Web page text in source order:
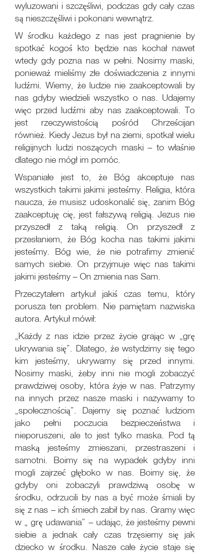
wyluzowani i szczęśliwi, podczas gdy cały czas
są nieszczęśliwi i pokonani wewnątrz.
W środku każdego z nas jest pragnienie by
spotkać kogoś kto będzie nas kochał nawet
wtedy gdy pozna nas w pełni. Nosimy maski,
ponieważ mieliśmy złe doświadczenia z innymi
ludźmi. Wiemy, że ludzie nie zaakceptowali by
nas gdyby wiedzieli wszystko o nas. Udajemy
więc przed ludźmi aby nas zaakceptowali. To
jest rzeczywistością pośród Chrześcijan
również. Kiedy Jezus był na ziemi, spotkał wielu
religijnych ludzi noszących maski – to właśnie
dlatego nie mógł im pomóc.
Wspaniałe jest to, że Bóg akceptuje nas
wszystkich takimi jakimi jesteśmy. Religia, która
naucza, że musisz udoskonalić się, zanim Bóg
zaakceptuję cię, jest fałszywą religią. Jezus nie
przyszedł z taką religią. On przyszedł z
przesłaniem, że Bóg kocha nas takimi jakimi
jesteśmy. Bóg wie, że nie potrafimy zmienić
samych siebie. On przyjmuje więc nas takimi
jakimi jesteśmy – On zmienia nas Sam.
Przeczytałem artykuł jakiś czas temu, który
porusza ten problem. Nie pamiętam nazwiska
autora. Artykuł mówił:
„Każdy z nas idzie przez życie grając w „grę
ukrywania się”. Dlatego, że wstydzimy się tego
kim jesteśmy, ukrywamy się przed innymi.
Nosimy maski, żeby inni nie mogli zobaczyć
prawdziwej osoby, która żyje w nas. Patrzymy
na innych przez nasze maski i nazywamy to
„społecznością”. Dajemy się poznać ludziom
jako pełni poczucia bezpieczeństwa i
nieporuszeni, ale to jest tylko maska. Pod tą
maską jesteśmy zmieszani, przestraszeni i
samotni. Boimy się na wypadek gdyby inni
mogli zajrzeć głęboko w nas. Boimy się, że
gdyby oni zobaczyli prawdziwą osobę w
środku, odrzucili by nas a być może śmiali by
się z nas – ich śmiech zabił by nas. Gramy więc
w „ grę udawania” – udając, że jesteśmy pewni
siebie a jednak cały czas trzęsiemy się jak
dziecko w środku. Nasze całe życie staje się